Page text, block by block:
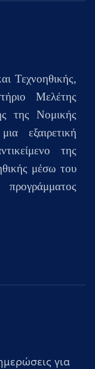
Τεχνοηθικής,
Μελέτης
της Νομικής
εξαιρετική
της
μέσω του
για